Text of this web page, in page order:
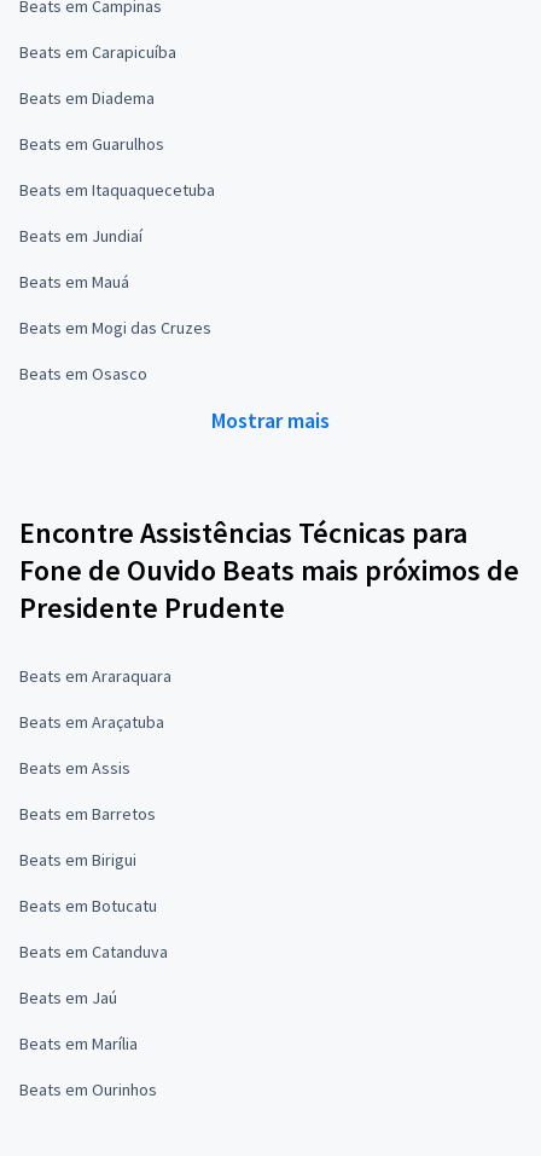
Beats em Campinas
Beats em Carapicuíba
Beats em Diadema
Beats em Guarulhos
Beats em Itaquaquecetuba
Beats em Jundiaí
Beats em Mauá
Beats em Mogi das Cruzes
Beats em Osasco
Mostrar mais
Encontre Assistências Técnicas para
Fone de Ouvido Beats mais próximos de
Presidente Prudente
Beats em Araraquara
Beats em Araçatuba
Beats em Assis
Beats em Barretos
Beats em Birigui
Beats em Botucatu
Beats em Catanduva
Beats em Jaú
Beats em Marília
Beats em Ourinhos